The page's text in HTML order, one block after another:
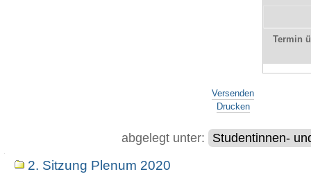
Termin
Versenden
Drucken
abgelegt unter: Studentinnen-
Navigation2. Sitzung Plenum 2020